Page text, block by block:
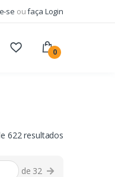
se oufaça Login
0
622 resultados
de 32